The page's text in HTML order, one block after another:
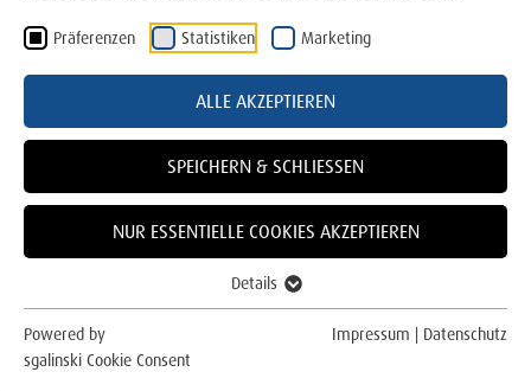
Wärme
Photovoltaik
Für die Region
WÄRMEPUMPENSTROM FÜR ZUHAUSE
Wärmepumpenstrom – nachhaltig heizen, clever
sparen
Setzen Sie auf eine moderne Heizlösung, die Umwelt
und Budget gleichermaßen schont. Mit unserem
speziell entwickelten Wärmepumpenstrom profitieren
Sie von attraktiven Tarifen, die optimal auf den Betrieb
Ihrer Wärmepumpe abgestimmt sind.
Präferenzen Statistiken Marketing
ALLE AKZEPTIEREN
SPEICHERN & SCHLIESSEN
NUR ESSENTIELLE COOKIES AKZEPTIEREN
Details
Powered by
sgalinski Cookie Consent
Impressum | Datenschutz